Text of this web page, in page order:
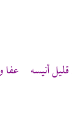
أنيسه عفا